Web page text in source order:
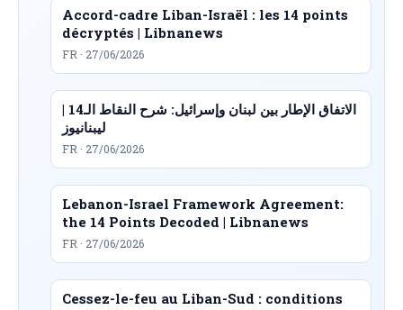
Accord-cadre Liban-Israël : les 14 points
décryptés | Libnanews
FR · 27/06/2026
الاتفاق الإطار بين لبنان وإسرائيل: شرح النقاط الـ14 |
ليبنانيوز
FR · 27/06/2026
Lebanon-Israel Framework Agreement:
the 14 Points Decoded | Libnanews
FR · 27/06/2026
Cessez-le-feu au Liban-Sud : conditions